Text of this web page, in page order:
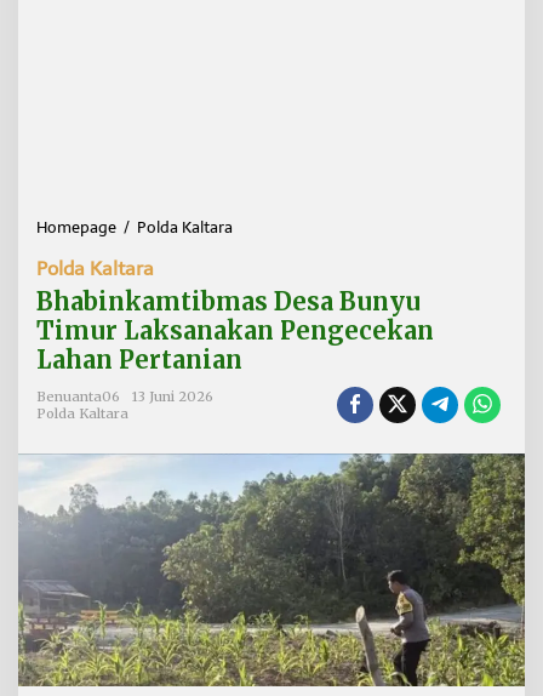
Homepage / Polda Kaltara
b
i
n
k
m
a
s
D
e
s
a
B
u
n
Polda Kaltara
Bhabinkamtibmas Desa Bunyu
Timur Laksanakan Pengecekan
Lahan Pertanian
Benuanta06
13 Juni 2026
Polda Kaltara